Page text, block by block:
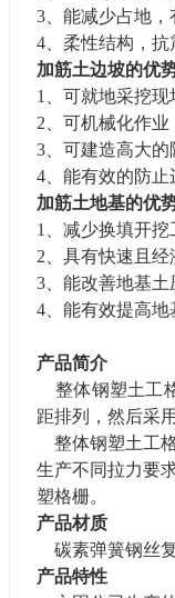
3、能减少占地，
4、柔性结构，抗
加筋土边坡的优
1、可就地采挖
2、 可机械化作业
3、可建造高大
4、 能有效的防止
加筋土地基的优
1、减少换填开
2、 具有快速且经
3、 能改善地基土
4、 能有效提高地
产品简介
整体钢塑土工
距排列， 然后采
整体钢塑土工
生产不同拉力要
塑格栅。
产品材质
碳素弹簧钢丝
产品特性